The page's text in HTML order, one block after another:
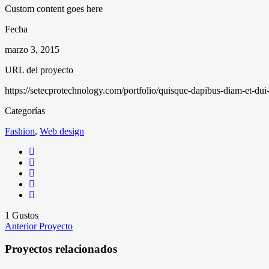
Custom content goes here
Fecha
marzo 3, 2015
URL del proyecto
https://setecprotechnology.com/portfolio/quisque-dapibus-diam-et-
Categorías
Fashion, Web design
1 Gustos
Anterior Proyecto
Proyectos relacionados